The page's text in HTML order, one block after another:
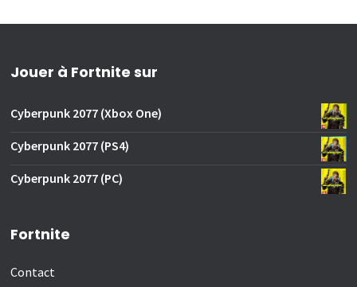
Jouer à Fortnite sur
Cyberpunk 2077 (Xbox One)
Cyberpunk 2077 (PS4)
Cyberpunk 2077 (PC)
Fortnite
Contact